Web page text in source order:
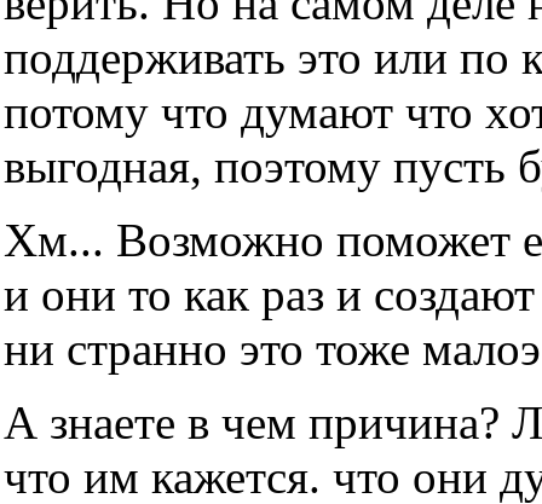
поддерживать это или по
потому что думают что
выгодная, поэтому пусть
Хм... Возможно поможет
и они то как раз и
ни странно это тоже
А знаете в чем причина?
что им кажется. что они